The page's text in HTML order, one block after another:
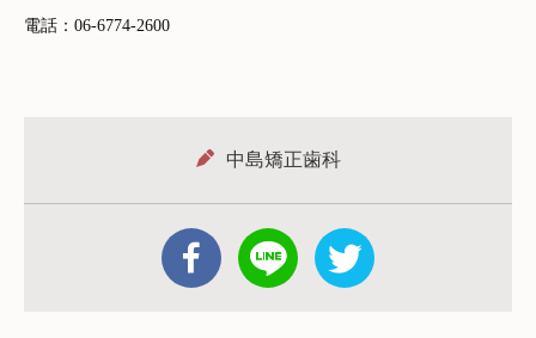
電話：06-6774-2600
中島矯正歯科